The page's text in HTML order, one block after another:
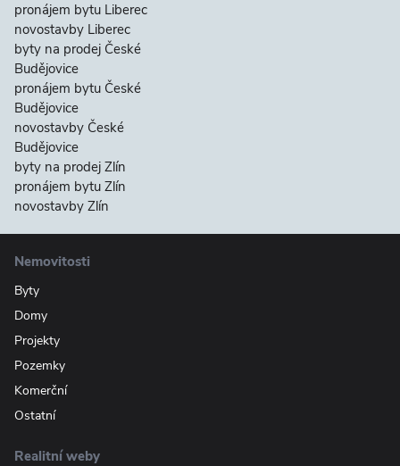
pronájem bytu Liberec
novostavby Liberec
byty na prodej České
Budějovice
pronájem bytu České
Budějovice
novostavby České
Budějovice
byty na prodej Zlín
pronájem bytu Zlín
novostavby Zlín
Nemovitosti
Byty
Domy
Projekty
Pozemky
Komerční
Ostatní
Realitní weby